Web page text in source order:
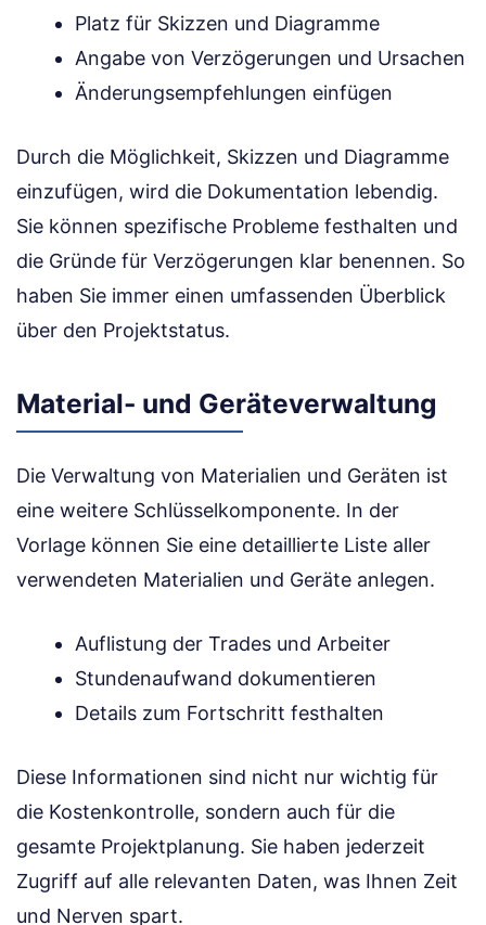
Platz für Skizzen und Diagramme
Angabe von Verzögerungen und Ursachen
Änderungsempfehlungen einfügen
Durch die Möglichkeit, Skizzen und Diagramme
einzufügen, wird die Dokumentation lebendig.
Sie können spezifische Probleme festhalten und
die Gründe für Verzögerungen klar benennen. So
haben Sie immer einen umfassenden Überblick
über den Projektstatus.
Material- und Geräteverwaltung
Die Verwaltung von Materialien und Geräten ist
eine weitere Schlüsselkomponente. In der
Vorlage können Sie eine detaillierte Liste aller
verwendeten Materialien und Geräte anlegen.
Auflistung der Trades und Arbeiter
Stundenaufwand dokumentieren
Details zum Fortschritt festhalten
Diese Informationen sind nicht nur wichtig für
die Kostenkontrolle, sondern auch für die
gesamte Projektplanung. Sie haben jederzeit
Zugriff auf alle relevanten Daten, was Ihnen Zeit
und Nerven spart.